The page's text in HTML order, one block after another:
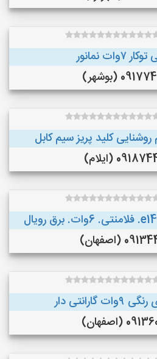
نمانور
(بوشهر)
روشنایی کلید پریز سیم کابل
(ایلام)
(اصفهان)
دار
(اصفهان)